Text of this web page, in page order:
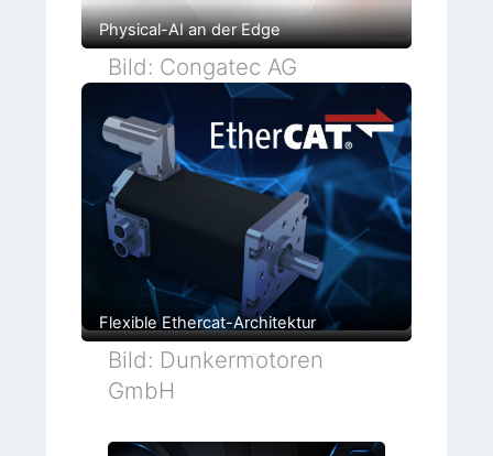
Physical-AI an der Edge
Bild: Congatec AG
Flexible Ethercat-Architektur
Bild: Dunkermotoren
GmbH